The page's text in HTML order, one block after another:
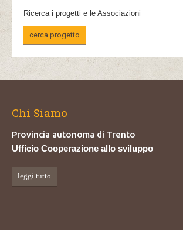
Ricerca i progetti e le Associazioni
cerca progetto
Chi Siamo
Provincia autonoma di Trento
Ufficio Cooperazione allo sviluppo
leggi tutto